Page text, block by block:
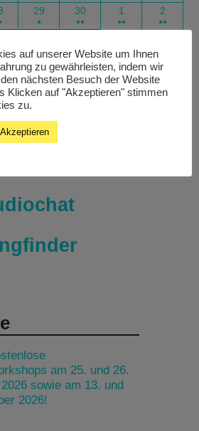
29
●
30
●●
1
●●
2
●●
Export
for
Google
Export
for
Outlook
am 25. und 26.
sowie am 13. und
2026!
auf unserer Website um Ihnen
zu gewährleisten, indem wir
nächsten Besuch der Website
Klicken auf "Akzeptieren" stimmen
zu.
Akzeptieren